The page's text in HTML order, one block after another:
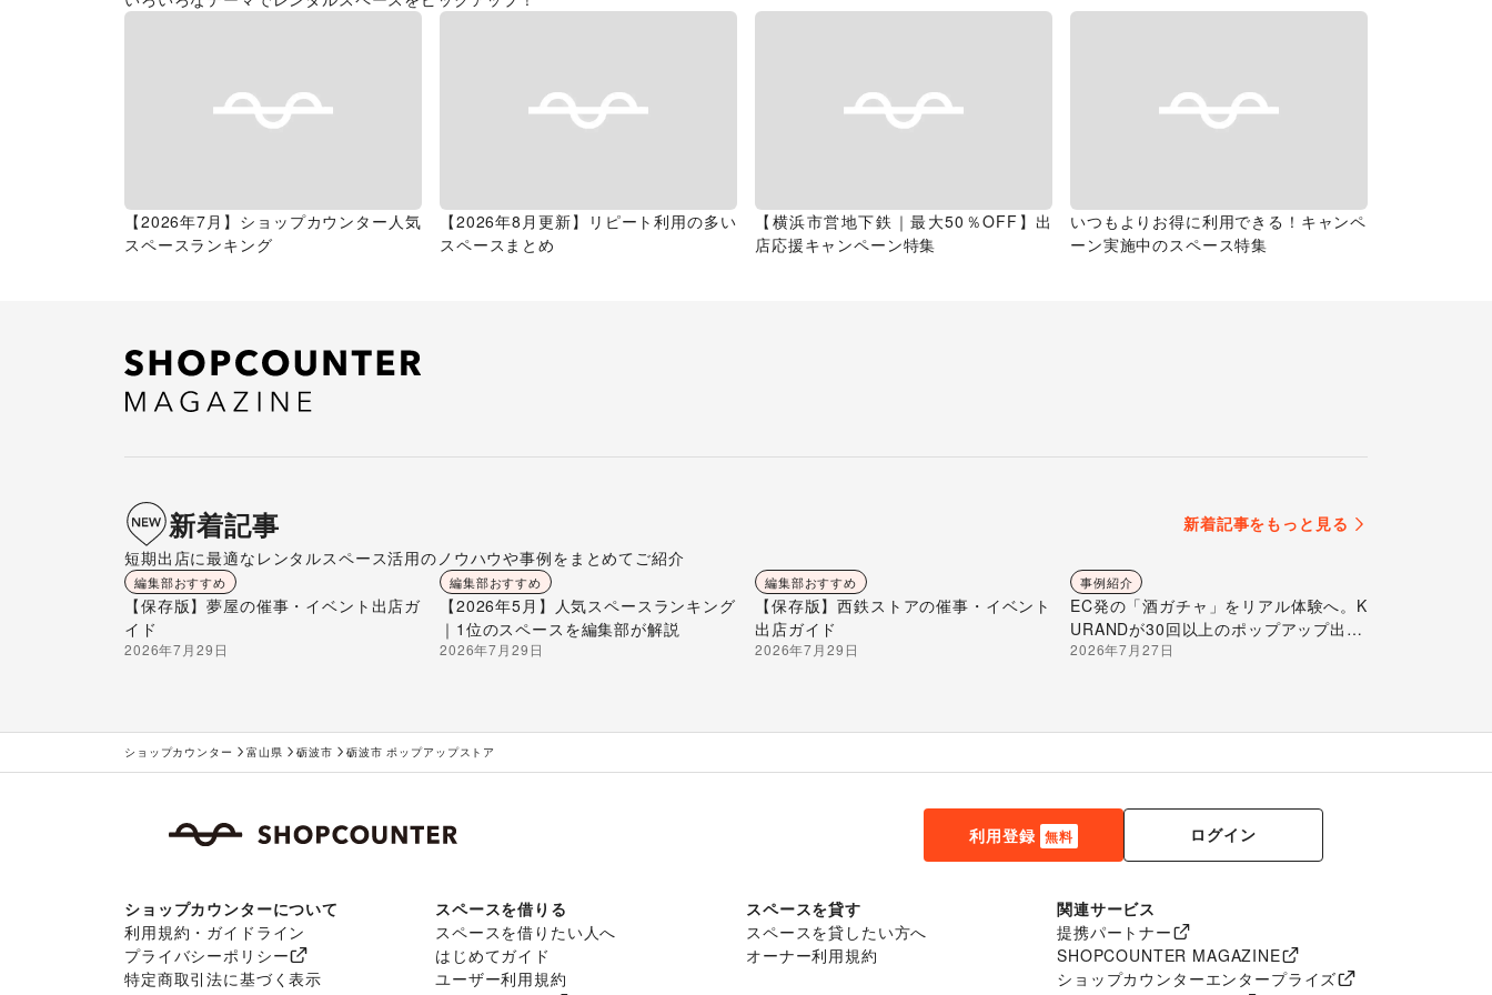
【2026年7月】ショップカウンター人気
スペースランキング
【2026年8月更新】リピート利用の多い
スペースまとめ
【横浜市営地下鉄｜最大50％OFF】出
店応援キャンペーン特集
いつもよりお得に利用できる！キャンペ
ーン実施中のスペース特集
新着記事
新着記事をもっと見る
短期出店に最適なレンタルスペース活用のノウハウや事例をまとめてご紹介
編集部おすすめ
【保存版】夢屋の催事・イベント出店ガ
イド
2026年7月29日
編集部おすすめ
【2026年5月】人気スペースランキング
｜1位のスペースを編集部が解説
2026年7月29日
編集部おすすめ
【保存版】西鉄ストアの催事・イベント
出店ガイド
2026年7月29日
事例紹介
EC発の「酒ガチャ」をリアル体験へ。K
URANDが30回以上のポップアップ出店
で届ける“新しいお酒との出会い”
2026年7月27日
ショップカウンター 富山県 砺波市 砺波市 ポップアップストア
利用登録 無料 ログイン
ショップカウンターについて
利用規約・ガイドライン
プライバシーポリシー
特定商取引法に基づく表示
スペースを借りる
スペースを借りたい人へ
はじめてガイド
ユーザー利用規約
スペースを貸す
スペースを貸したい方へ
オーナー利用規約
関連サービス
提携パートナー
SHOPCOUNTER MAGAZINE
ショップカウンターエンタープライズ